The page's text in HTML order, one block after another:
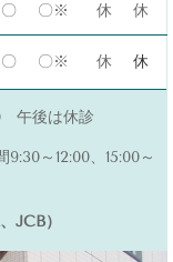
〇 〇※ 休 休
〇 〇※ 休 休
午後は休診
～12:00、15:00～
JCB）